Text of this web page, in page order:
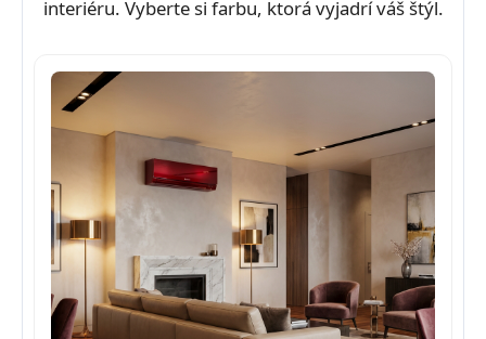
interiéru. Vyberte si farbu, ktorá vyjadrí váš štýl.